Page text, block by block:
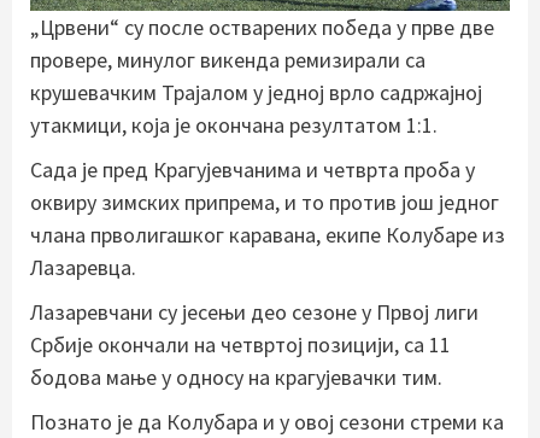
„Црвени“ су после остварених победа у прве две
провере, минулог викенда ремизирали са
крушевачким Трајалом у једној врло садржајној
утакмици, која је окончана резултатом 1:1.
Сада је пред Крагујевчанима и четврта проба у
оквиру зимских припрема, и то против још једног
члана прволигашког каравана, екипе Колубаре из
Лазаревца.
Лазаревчани су јесењи део сезоне у Првој лиги
Србије окончали на четвртој позицији, са 11
бодова мање у односу на крагујевачки тим.
Познато је да Колубара и у овој сезони стреми ка